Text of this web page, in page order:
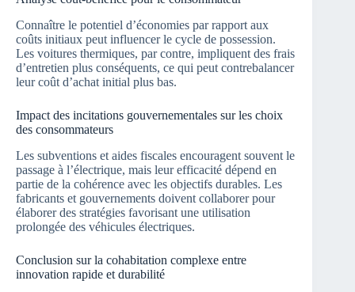
Connaître le potentiel d’économies par rapport aux
coûts initiaux peut influencer le cycle de possession.
Les voitures thermiques, par contre, impliquent des frais
d’entretien plus conséquents, ce qui peut contrebalancer
leur coût d’achat initial plus bas.
Impact des incitations gouvernementales sur les choix
des consommateurs
Les subventions et aides fiscales encouragent souvent le
passage à l’électrique, mais leur efficacité dépend en
partie de la cohérence avec les objectifs durables. Les
fabricants et gouvernements doivent collaborer pour
élaborer des stratégies favorisant une utilisation
prolongée des véhicules électriques.
Conclusion sur la cohabitation complexe entre
innovation rapide et durabilité